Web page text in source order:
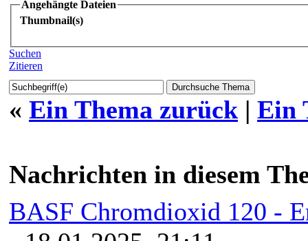
18.01.2025, 21:13
Das war ein Teil der Reinigungsaktion.
Angehängte Dateien
Thumbnail(s)
Suchen
Zitieren
« Ein Thema zurück Ein
Nachrichten in diesem